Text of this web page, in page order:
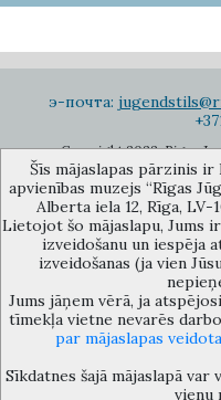
э-почта:
Copyright 2022. Rigas
Музей объединения
самоуправления «Рижский
Рига, LV 1010, Латвия
Šīs mājaslapas pārzinis ir
apvienības muzejs “Rīgas
Alberta iela 12, Rīga,
Lietojot šo mājaslapu, Jums
izveidošanu un iespēja
izveidošanas (ja vien
Jums jāņem vērā, ja
tīmekļa vietne nevarēs
par mājaslapas
Sīkdatnes šajā mājaslapā
vienu